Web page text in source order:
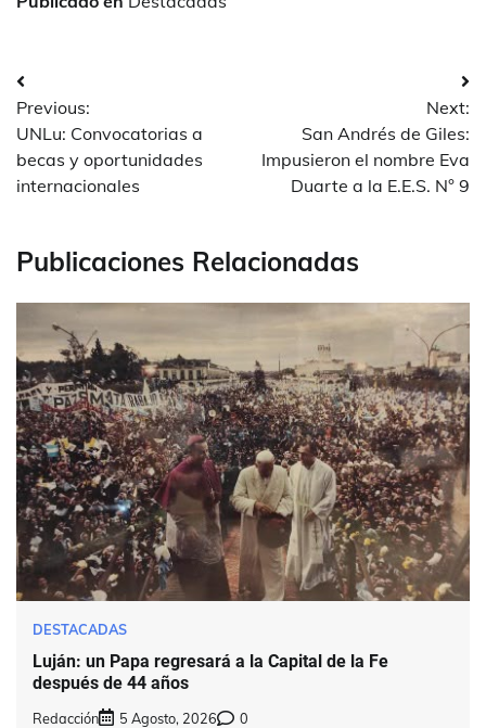
Navegación
de
entradas
Previous:
UNLu: Convocatorias a
becas y oportunidades
internacionales
Next:
San Andrés de Giles:
Impusieron el nombre Eva
Duarte a la E.E.S. N° 9
Publicaciones Relacionadas
DESTACADAS
Luján: un Papa regresará a la Capital de la Fe
después de 44 años
Redacción 5 Agosto, 2026 0